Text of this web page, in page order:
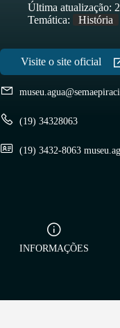
(19) 34328063
(19) 3432-8063
Última atualização:
Temática:
História
INFORMAÇÕES